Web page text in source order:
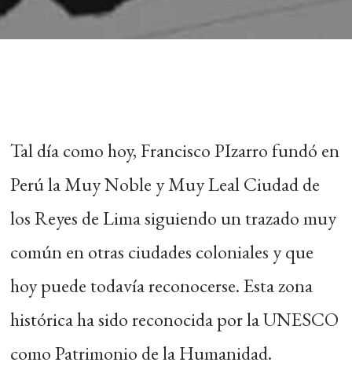
Tal día como hoy, Francisco PIzarro fundó en
Perú la Muy Noble y Muy Leal Ciudad de
los Reyes de Lima siguiendo un trazado muy
común en otras ciudades coloniales y que
hoy puede todavía reconocerse. Esta zona
histórica ha sido reconocida por la UNESCO
como Patrimonio de la Humanidad.